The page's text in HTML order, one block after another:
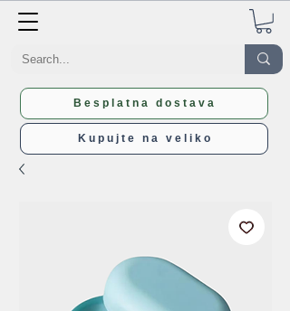
Besplatna dostava
Kupujte na veliko